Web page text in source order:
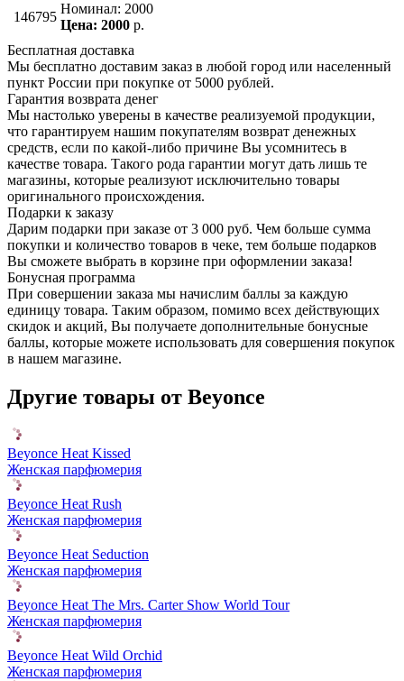
146795
Номинал: 2000
Цена: 2000 р.
Бесплатная доставка
Мы бесплатно доставим заказ в любой город или населенный
пункт России при покупке от 5000 рублей.
Гарантия возврата денег
Мы настолько уверены в качестве реализуемой продукции,
что гарантируем нашим покупателям возврат денежных
средств, если по какой-либо причине Вы усомнитесь в
качестве товара. Такого рода гарантии могут дать лишь те
магазины, которые реализуют исключительно товары
оригинального происхождения.
Подарки к заказу
Дарим подарки при заказе от 3 000 руб. Чем больше сумма
покупки и количество товаров в чеке, тем больше подарков
Вы сможете выбрать в корзине при оформлении заказа!
Бонусная программа
При совершении заказа мы начислим баллы за каждую
единицу товара. Таким образом, помимо всех действующих
скидок и акций, Вы получаете дополнительные бонусные
баллы, которые можете использовать для совершения покупок
в нашем магазине.
Другие товары от Beyonce
Beyonce Heat Kissed
Женская парфюмерия
Beyonce Heat Rush
Женская парфюмерия
Beyonce Heat Seduction
Женская парфюмерия
Beyonce Heat The Mrs. Carter Show World Tour
Женская парфюмерия
Beyonce Heat Wild Orchid
Женская парфюмерия